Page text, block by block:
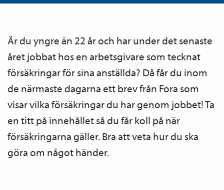
Är du yngre än 22 år och har under det senaste
året jobbat hos en arbetsgivare som tecknat
försäkringar för sina anställda? Då får du inom
de närmaste dagarna ett brev från Fora som
visar vilka försäkringar du har genom jobbet! Ta
en titt på innehållet så du får koll på när
försäkringarna gäller. Bra att veta hur du ska
göra om något händer.